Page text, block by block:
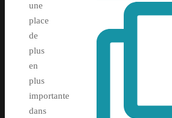
une
place
de
plus
en
plus
importante
dans